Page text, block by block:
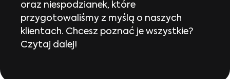
oraz niespodzianek, które
przygotowaliśmy z myślą o naszych
klientach. Chcesz poznać je wszystkie?
Czytaj dalej!